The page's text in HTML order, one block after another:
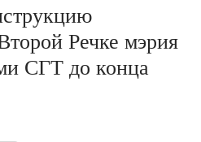
Речке мэрия
СГТ до конца